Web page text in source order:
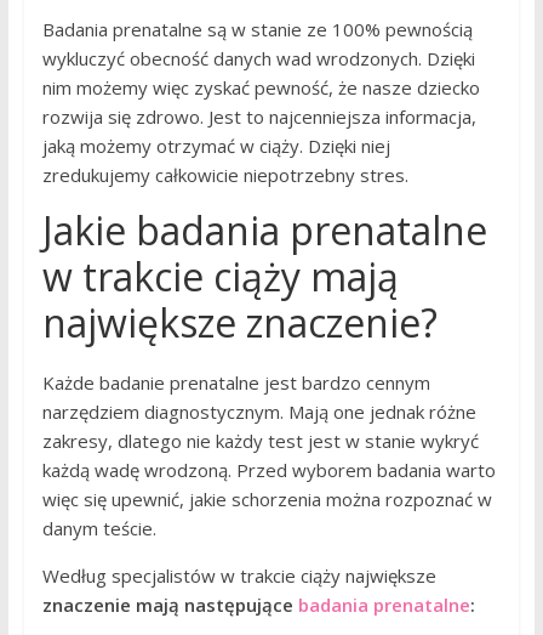
Badania prenatalne są w stanie ze 100% pewnością
wykluczyć obecność danych wad wrodzonych. Dzięki
nim możemy więc zyskać pewność, że nasze dziecko
rozwija się zdrowo. Jest to najcenniejsza informacja,
jaką możemy otrzymać w ciąży. Dzięki niej
zredukujemy całkowicie niepotrzebny stres.
Jakie badania prenatalne
w trakcie ciąży mają
największe znaczenie?
Każde badanie prenatalne jest bardzo cennym
narzędziem diagnostycznym. Mają one jednak różne
zakresy, dlatego nie każdy test jest w stanie wykryć
każdą wadę wrodzoną. Przed wyborem badania warto
więc się upewnić, jakie schorzenia można rozpoznać w
danym teście.
Według specjalistów w trakcie ciąży największe
znaczenie mają następujące badania prenatalne: